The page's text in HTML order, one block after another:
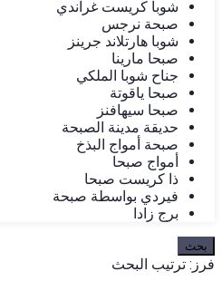
شوبا كريست غراندي
صبحة نرجس
شوبا هارتلاند جرينز
صبحا مارينا
جناح شوبا الملكي
صبحا ياقوتة
صبحا سيهافنز
حديقة مدينة الصبحة
صبحة أمواج البذخ
أمواج صبحا
ذا كريست صبحا
فيردي بواسطة صبحة
برج زادا
بحث
فرز: ترتيب البحث